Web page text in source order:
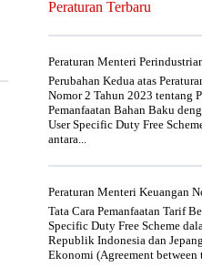
Peraturan Terbaru
Peraturan Menteri
Perubahan Kedua atas
Nomor 2 Tahun 2023 tentang
Pemanfaatan Bahan Baku
User Specific Duty Free
antara...
Peraturan Menteri Keuangan
Tata Cara Pemanfaatan Tarif
Specific Duty Free Scheme
Republik Indonesia dan
Ekonomi (Agreement